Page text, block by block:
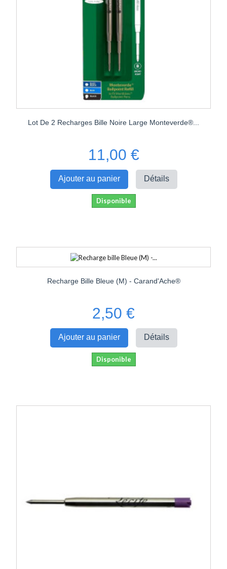
Lot De 2 Recharges Bille Noire Large Monteverde®...
11,00 €
Ajouter au panier Détails
Disponible
Recharge Bille Bleue (M) - Carand'Ache®
2,50 €
Ajouter au panier Détails
Disponible